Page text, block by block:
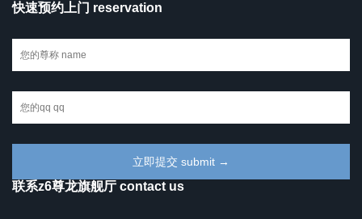
快速预约上门 reservation
联系z6尊龙旗舰厅 contact us